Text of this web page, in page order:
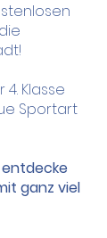
4. Klasse
Sportart
ganz viel